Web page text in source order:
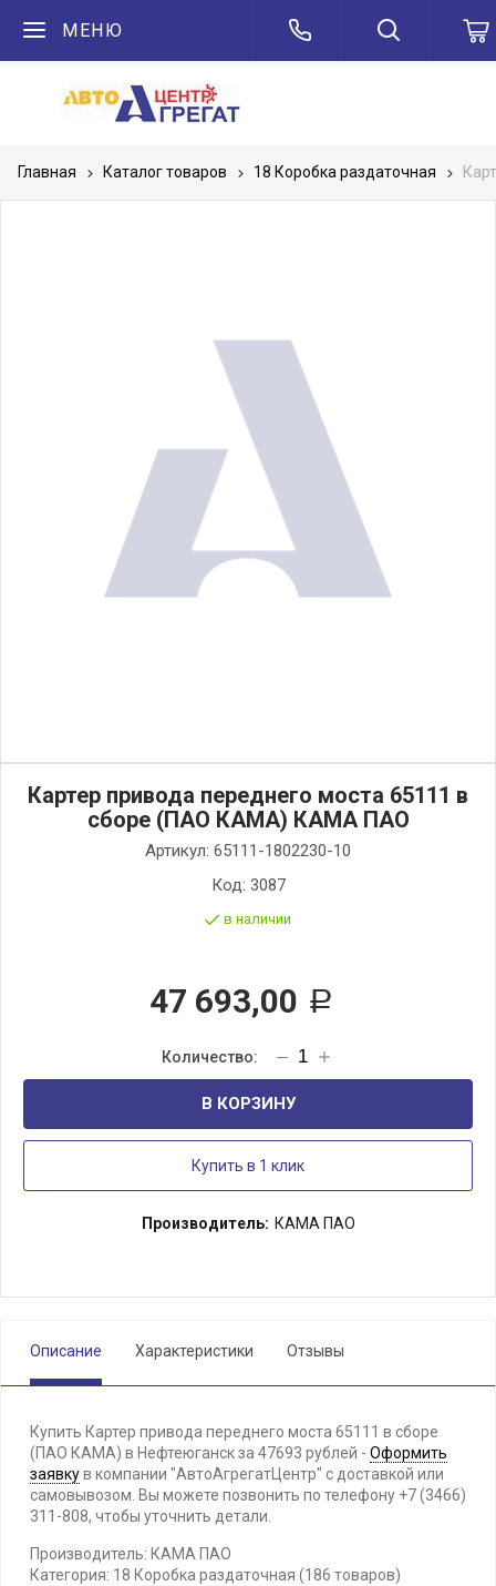
МЕНЮ
Главная Каталог товаров 18 Коробка раздаточная
Картер привода переднего моста 65111 в
сборе (ПАО КАМА) КАМА ПАО
Артикул: 65111-1802230-10
Код: 3087
в наличии
47 693,00 Р
В КОРЗИНУ
Купить в 1 клик
Производитель: КАМА ПАО
Описание Характеристики Отзывы
Купить Картер привода переднего моста 65111 в сборе
(ПАО КАМА) в Нефтеюганск за 47693 рублей - Оформить
заявкув компании "АвтоАгрегатЦентр" с доставкой или
самовывозом. Вы можете позвонить по телефону +7 (3466)
311-808, чтобы уточнить детали.
Производитель: КАМА ПАО
Категория: 18 Коробка раздаточная (186 товаров)